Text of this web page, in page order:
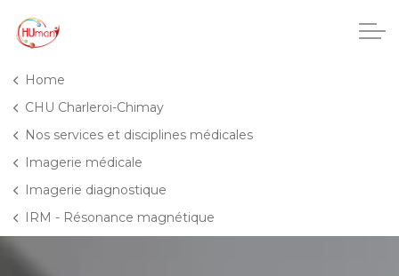
CHU Charleroi-Chimay
Maisons de repos
Crèches
Home
CHU Charleroi-Chimay
Nos services et disciplines médicales
Imagerie médicale
Imagerie diagnostique
IRM - Résonance magnétique